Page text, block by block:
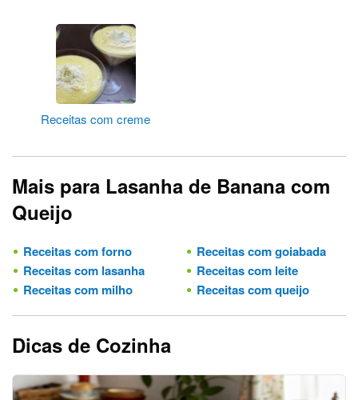
Receitas com creme
Mais para Lasanha de Banana com
Queijo
Receitas com forno
Receitas com goiabada
Receitas com lasanha
Receitas com leite
Receitas com milho
Receitas com queijo
Dicas de Cozinha